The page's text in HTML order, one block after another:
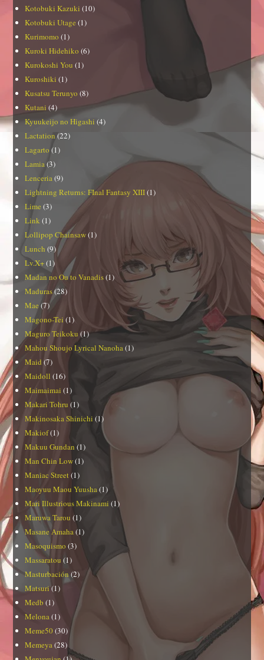
Kotobuki Kazuki (10)
Kotobuki Utage (1)
Kurimomo (1)
Kuroki Hidehiko (6)
Kurokoshi You (1)
Kuroshiki (1)
Kusatsu Terunyo (8)
Kutani (4)
Kyuukeijo no Higashi (4)
Lactation (22)
Lagarto (1)
Lamia (3)
Lenceria (9)
Lightning Returns: FInal Fantasy XIII(1)
Lime (3)
Link (1)
Lollipop Chainsaw(1)
Lunch (9)
Lv.X+(1)
Madan no Ou to Vanadis(1)
Maduras(28)
Mae(7)
Magono-Tei (1)
Maguro Teikoku (1)
Mahou Shoujo Lyrical Nanoha (1)
Maid (7)
Maidoll (16)
Maimaimai (1)
Makari Tohru (1)
Makinosaka Shinichi (1)
Makiof(1)
Makuu Gundan (1)
Man Chin Low(1)
Maniac Street (1)
Maoyuu Maou Yuusha (1)
Mari Illustrious Makinami (1)
Maruwa Tarou (1)
Masane Amaha (1)
Masoquismo (3)
Massaratou (1)
Masturbación (2)
Matsuri (1)
Medb (1)
Melona (1)
Meme50 (30)
Memeya (28)